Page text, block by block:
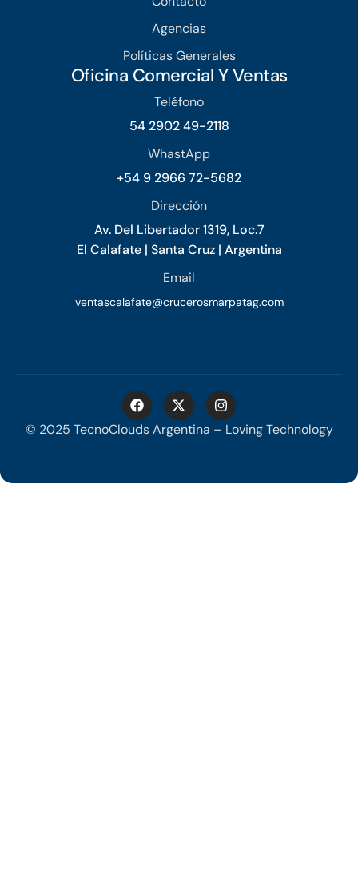
Agencias
Políticas Generales
Oficina Comercial Y Ventas
Teléfono
54 2902 49-2118
WhastApp
+54 9 2966 72-5682
Dirección
Av. Del Libertador 1319, Loc.7
El Calafate | Santa Cruz | Argentina
Email
ventascalafate@crucerosmarpatag.com
© 2025 TecnoClouds Argentina – Loving Technology